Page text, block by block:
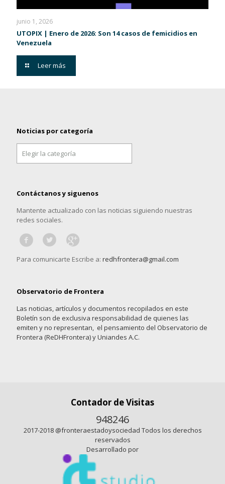
junio 1, 2026
UTOPIX | Enero de 2026: Son 14 casos de femicidios en
Venezuela
Leer más
Noticias por categoría
por
Contáctanos y siguenos
Mantente actualizado con las noticias siguiendo nuestras
redes sociales.
Para comunicarte Escribe a: redhfrontera@gmail.com
Observatorio de Frontera
Las noticias, artículos y documentos recopilados en este
Boletín son de exclusiva responsabilidad de quienes las
emiten y no representan, el pensamiento del Observatorio de
Frontera (ReDHFrontera) y Uniandes A.C.
Contador de Visitas
948246
2017-2018 @fronteraestadoysociedad Todos los derechos
reservados
Desarrollado por